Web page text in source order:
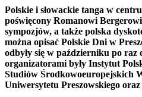
Polskie i słowackie tanga w
poświęcony Romanowi
sympozjów, a także polska
można opisać Polskie Dni w
odbyły się w październiku po
organizatorami były Instytut
Studiów Środkowoeuropejskich
Uniwersytetu Preszowskiego